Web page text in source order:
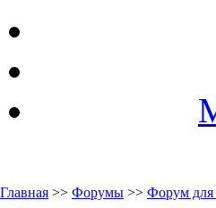
Главная >> Форумы >> Форум для